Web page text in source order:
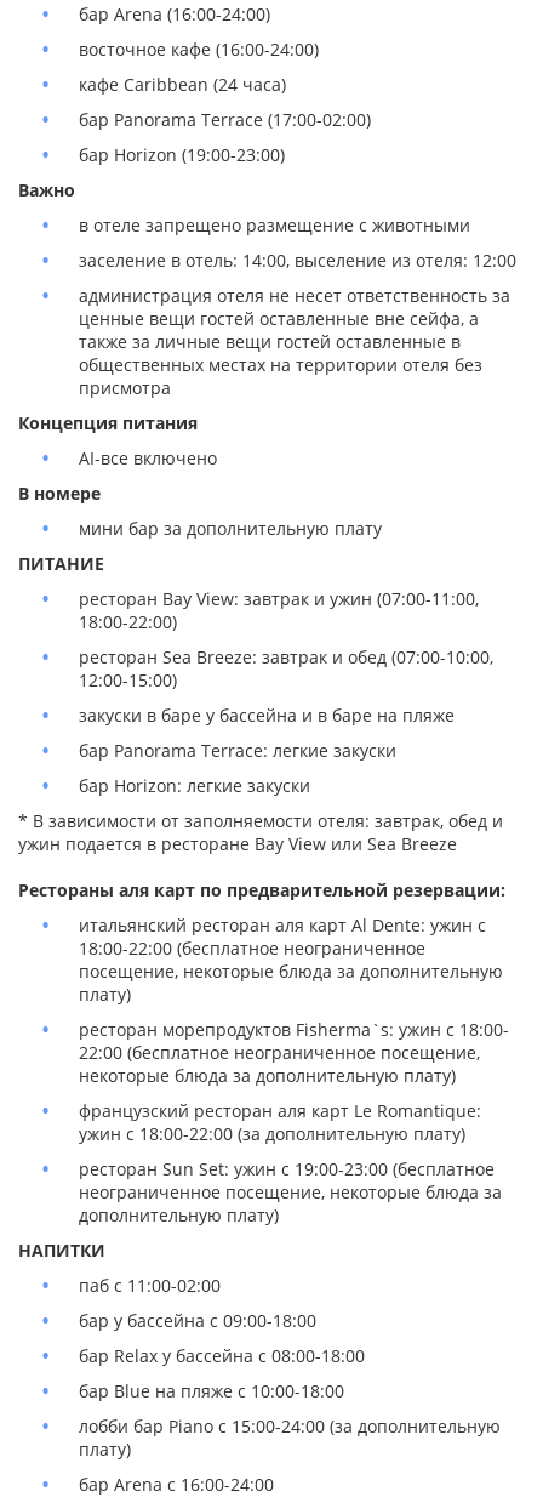
бар Arena (16:00-24:00)
восточное кафе (16:00-24:00)
кафе Caribbean (24 часа)
бар Panorama Terrace (17:00-02:00)
бар Horizon (19:00-23:00)
Важно
в отеле запрещено размещение с животными
заселение в отель: 14:00, выселение из отеля: 12:00
администрация отеля не несет ответственность за
ценные вещи гостей оставленные вне сейфа, а
также за личные вещи гостей оставленные в
общественных местах на территории отеля без
присмотра
Концепция питания
AI-все включено
В номере
мини бар за дополнительную плату
ПИТАНИЕ
ресторан Bay View: завтрак и ужин (07:00-11:00,
18:00-22:00)
ресторан Sea Breeze: завтрак и обед (07:00-10:00,
12:00-15:00)
закуски в баре у бассейна и в баре на пляже
бар Panorama Terrace: легкие закуски
бар Horizon: легкие закуски
* В зависимости от заполняемости отеля: завтрак, обед и
ужин подается в ресторане Bay View или Sea Breeze
Рестораны аля карт по предварительной резервации:
итальянский ресторан аля карт Al Dente: ужин с
18:00-22:00 (бесплатное неограниченное
посещение, некоторые блюда за дополнительную
плату)
ресторан морепродуктов Fisherma`s: ужин с 18:00-
22:00 (бесплатное неограниченное посещение,
некоторые блюда за дополнительную плату)
французский ресторан аля карт Le Romantique:
ужин с 18:00-22:00 (за дополнительную плату)
ресторан Sun Set: ужин с 19:00-23:00 (бесплатное
неограниченное посещение, некоторые блюда за
дополнительную плату)
НАПИТКИ
паб с 11:00-02:00
бар у бассейна с 09:00-18:00
бар Relax у бассейна c 08:00-18:00
бар Blue на пляже с 10:00-18:00
лобби бар Piano с 15:00-24:00 (за дополнительную
плату)
бар Arena с 16:00-24:00